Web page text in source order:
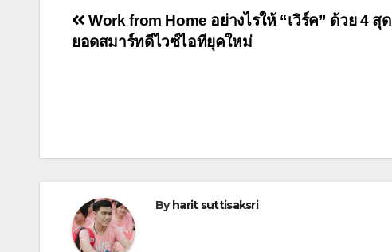
Post
Work from Home อย่างไรให้ “เวิร์ค” ด้วย 4 สุด
ยอดสมาร์ทดีไวซ์ไอทียุคใหม่
Byharit suttisaksri